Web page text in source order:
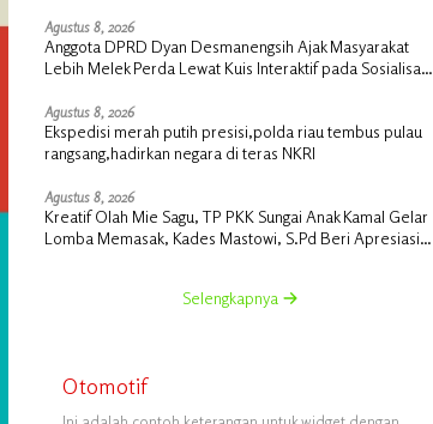
Agustus 8, 2026
Anggota DPRD Dyan Desmanengsih Ajak Masyarakat
Lebih Melek Perda Lewat Kuis Interaktif pada Sosialisasi
Agustus 8, 2026
Ekspedisi merah putih presisi,polda riau tembus pulau
rangsang,hadirkan negara di teras NKRI
Agustus 8, 2026
Kreatif Olah Mie Sagu, TP PKK Sungai Anak Kamal Gelar
Lomba Memasak, Kades Mastowi, S.Pd Beri Apresiasi
Selengkapnya
Otomotif